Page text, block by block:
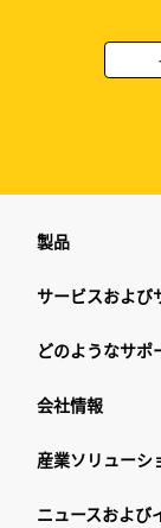
製品
サービスおよび
どのようなサポ
会社情報
産業ソリューシ
ニュースおよび